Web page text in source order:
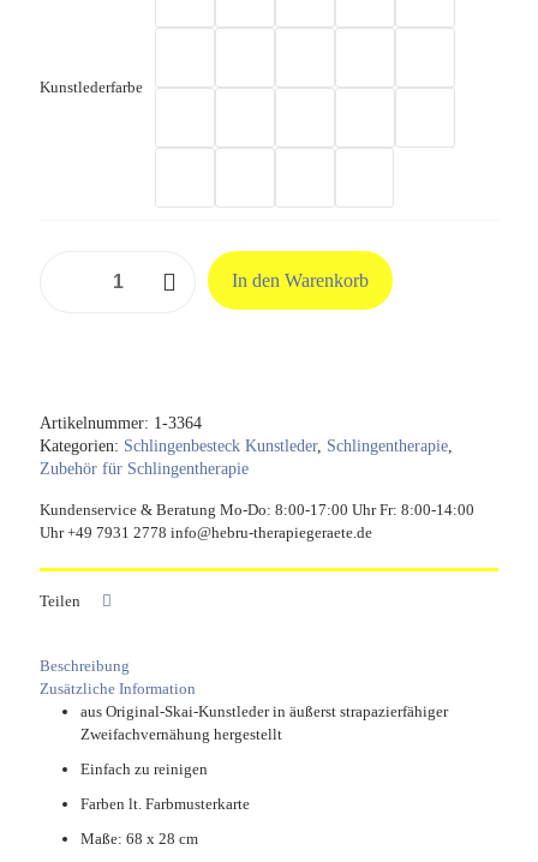
Kunstlederfarbe
Menge
In den Warenkorb
Artikelnummer: 1-3364
Kategorien: Schlingenbesteck Kunstleder, Schlingentherapie
Zubehör für Schlingentherapie
Kundenservice & Beratung Mo-Do: 8:00-17:00 Uhr Fr: 8:00-14:00
Uhr +49 7931 2778 info@hebru-therapiegeraete.de
Teilen
Beschreibung
Zusätzliche Information
aus Original-Skai-Kunstleder in äußerst strapazierfähiger
Zweifachvernähung hergestellt
Einfach zu reinigen
Farben lt. Farbmusterkarte
Maße: 68 x 28 cm